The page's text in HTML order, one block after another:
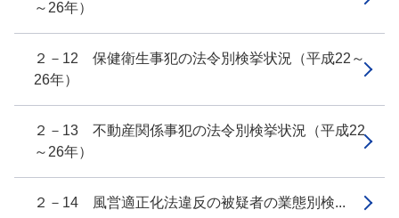
～26年）
２－12 保健衛生事犯の法令別検挙状況（平成22～
26年）
２－13 不動産関係事犯の法令別検挙状況（平成22
～26年）
２－14 風営適正化法違反の被疑者の業態別検...